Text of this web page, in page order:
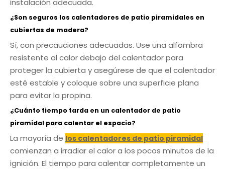
instalación adecuada.
¿Son seguros los calentadores de patio piramidales en
cubiertas de madera?
Sí, con precauciones adecuadas. Use una alfombra
resistente al calor debajo del calentador para
proteger la cubierta y asegúrese de que el calentador
esté estable y coloque sobre una superficie plana
para evitar la propina.
¿Cuánto tiempo tarda en un calentador de patio
piramidal para calentar el espacio?
La mayoría de los calentadores de patio piramidal
comienzan a irradiar el calor a los pocos minutos de la
ignición. El tiempo para calentar completamente un